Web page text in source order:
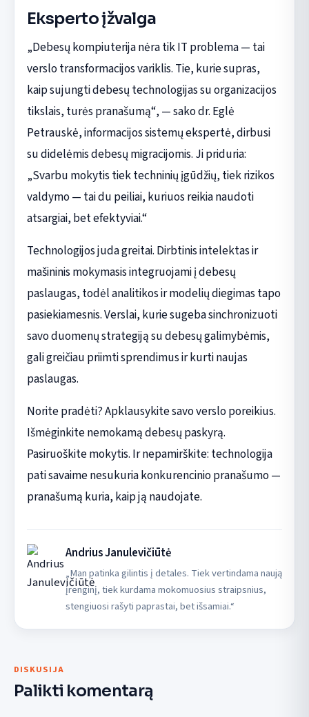
Eksperto įžvalga
„Debesų kompiuterija nėra tik IT problema — tai
verslo transformacijos variklis. Tie, kurie supras,
kaip sujungti debesų technologijas su organizacijos
tikslais, turės pranašumą“, — sako dr. Eglė
Petrauskė, informacijos sistemų ekspertė, dirbusi
su didelėmis debesų migracijomis. Ji priduria:
„Svarbu mokytis tiek techninių įgūdžių, tiek rizikos
valdymo — tai du peiliai, kuriuos reikia naudoti
atsargiai, bet efektyviai.“
Technologijos juda greitai. Dirbtinis intelektas ir
mašininis mokymasis integruojami į debesų
paslaugas, todėl analitikos ir modelių diegimas tapo
pasiekiamesnis. Verslai, kurie sugeba sinchronizuoti
savo duomenų strategiją su debesų galimybėmis,
gali greičiau priimti sprendimus ir kurti naujas
paslaugas.
Norite pradėti? Apklausykite savo verslo poreikius.
Išmėginkite nemokamą debesų paskyrą.
Pasiruoškite mokytis. Ir nepamirškite: technologija
pati savaime nesukuria konkurencinio pranašumo —
pranašumą kuria, kaip ją naudojate.
Andrius Janulevičiūtė
„Man patinka gilintis į detales. Tiek vertindama naują
įrenginį, tiek kurdama mokomuosius straipsnius,
stengiuosi rašyti paprastai, bet išsamiai.“
DISKUSIJA
Palikti komentarą